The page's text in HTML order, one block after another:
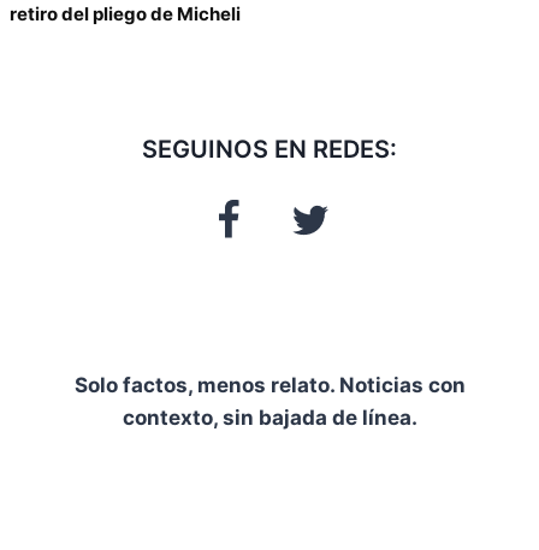
retiro del pliego de Micheli
SEGUINOS EN REDES:
Solo factos, menos relato. Noticias con
contexto, sin bajada de línea.